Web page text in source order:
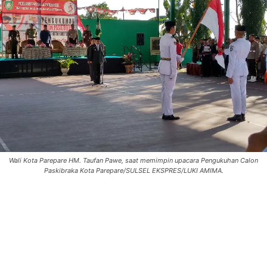
Wali Kota Parepare HM. Taufan Pawe, saat memimpin upacara Pengukuhan Calon
Paskibraka Kota Parepare/SULSEL EKSPRES/LUKI AMIMA.